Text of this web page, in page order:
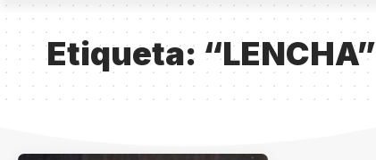
Etiqueta: “LENCHA”